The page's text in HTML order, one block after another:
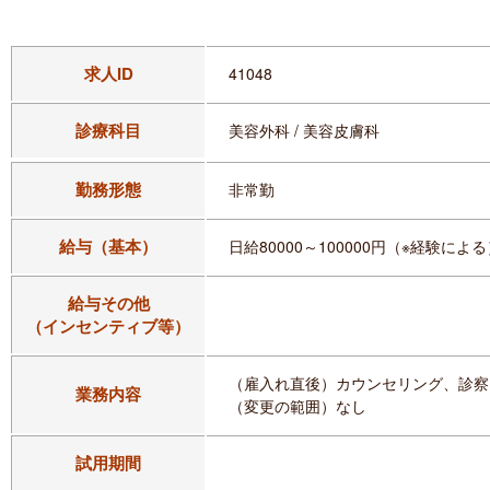
求人ID 41048
診療科目 美容外科 / 美容皮膚科
勤務形態 非常勤
給与（基本） 日給80000～100000円（※経験による
給与その他
（インセンティブ等）
業務内容
（雇入れ直後）カウンセリング、診
（変更の範囲）なし
試用期間